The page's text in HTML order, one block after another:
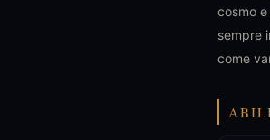
cosmo
sempre
come